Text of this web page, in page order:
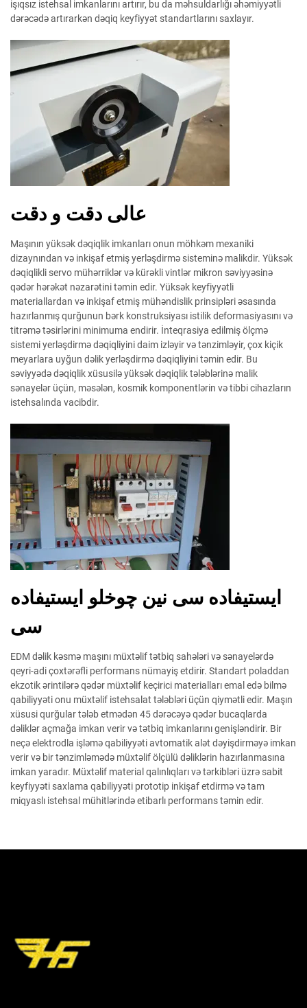
işıqsız istehsal imkanlarını artırır, bu da məhsuldarlığı əhəmiyyətli
dərəcədə artırarkən dəqiq keyfiyyət standartlarını saxlayır.
عالی دقت و دقت
Maşının yüksək dəqiqlik imkanları onun möhkəm mexaniki
dizaynından və inkişaf etmiş yerləşdirmə sisteminə malikdir. Yüksək
dəqiqlikli servo mühərriklər və kürəkli vintlər mikron səviyyəsinə
qədər hərəkət nəzarətini təmin edir. Yüksək keyfiyyətli
materiallardan və inkişaf etmiş mühəndislik prinsipləri əsasında
hazırlanmış qurğunun bərk konstruksiyası istilik deformasiyasını və
titrəmə təsirlərini minimuma endirir. İnteqrasiya edilmiş ölçmə
sistemi yerləşdirmə dəqiqliyini daim izləyir və tənzimləyir, çox kiçik
meyarlara uyğun dəlik yerləşdirmə dəqiqliyini təmin edir. Bu
səviyyədə dəqiqlik xüsusilə yüksək dəqiqlik tələblərinə malik
sənayelər üçün, məsələn, kosmik komponentlərin və tibbi cihazların
istehsalında vacibdir.
ایستیفاده سی نین چوخلو ایستیفاده
سی
EDM dəlik kəsmə maşını müxtəlif tətbiq sahələri və sənayelərdə
qeyri-adi çoxtərəfli performans nümayiş etdirir. Standart poladdan
ekzotik ərintilərə qədər müxtəlif keçirici materialları emal edə bilmə
qabiliyyəti onu müxtəlif istehsalat tələbləri üçün qiymətli edir. Maşın
xüsusi qurğular tələb etmədən 45 dərəcəyə qədər bucaqlarda
dəliklər açmağa imkan verir və tətbiq imkanlarını genişləndirir. Bir
neçə elektrodla işləmə qabiliyyəti avtomatik alət dəyişdirməyə imkan
verir və bir tənzimləmədə müxtəlif ölçülü dəliklərin hazırlanmasına
imkan yaradır. Müxtəlif material qalınlıqları və tərkibləri üzrə sabit
keyfiyyəti saxlama qabiliyyəti prototip inkişaf etdirmə və tam
miqyaslı istehsal mühitlərində etibarlı performans təmin edir.